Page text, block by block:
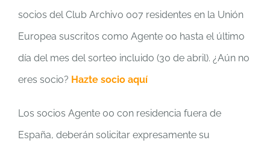
socios del Club Archivo 007 residentes en la Unión
Europea suscritos como Agente 00 hasta el último
día del mes del sorteo incluido (30 de abril). ¿Aún no
eres socio? Hazte socio aquí
Los socios Agente 00 con residencia fuera de
España, deberán solicitar expresamente su